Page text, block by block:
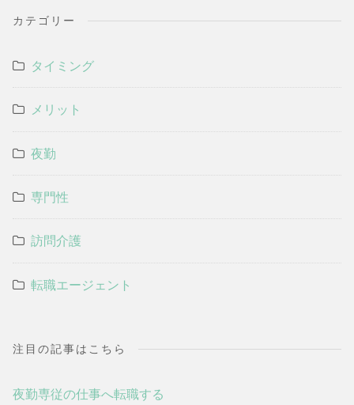
カテゴリー
タイミング
メリット
夜勤
専門性
訪問介護
転職エージェント
注目の記事はこちら
夜勤専従の仕事へ転職する